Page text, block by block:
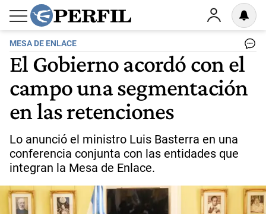
MESA DE ENLACE
El Gobierno acordó con el
campo una segmentación
en las retenciones
Lo anunció el ministro Luis Basterra en una
conferencia conjunta con las entidades que
integran la Mesa de Enlace.